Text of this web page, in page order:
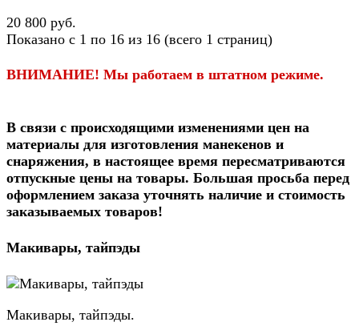
20 800 руб.
Показано с 1 по 16 из 16 (всего 1 страниц)
ВНИМАНИЕ! Мы работаем в штатном режиме.
В связи c происходящими изменениями цен на
материалы для изготовления манекенов и
снаряжения, в настоящее время пересматриваются
отпускные цены на товары. Большая просьба перед
оформлением заказа уточнять наличие и стоимость
заказываемых товаров!
Макивары, тайпэды
Макивары, тайпэды.